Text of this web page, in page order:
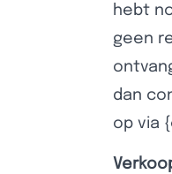
hebt
geen
dan
op via